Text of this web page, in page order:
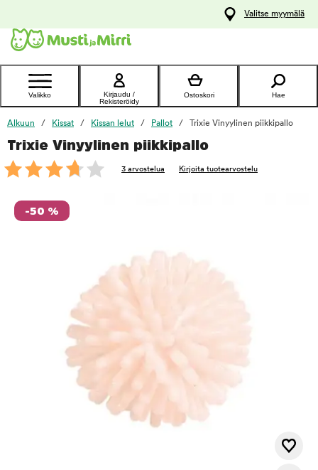
Ota yhteyttä
asiakaspalveluun
Valitse myymälä
Valikko
Kirjaudu /
Rekisteröidy
Ostoskori Hae
Alkuun Kissat Kissan lelut Pallot Trixie Vinyylinen piikkipallo
Trixie Vinyylinen piikkipallo
3 arvostelua Kirjoita tuotearvostelu
-50 %
foo